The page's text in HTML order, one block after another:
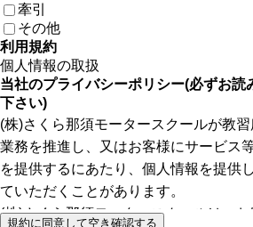
牽引
その他
利用規約
個人情報の取扱
規約に同意して空き確認する